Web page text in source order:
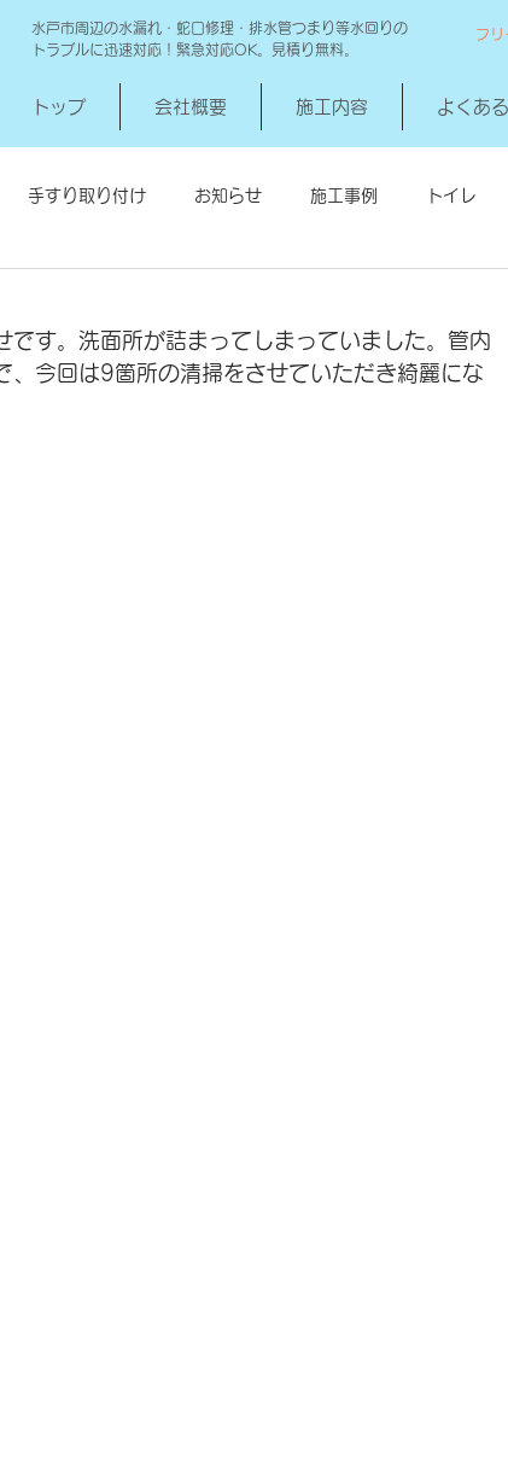
水戸市周辺の水漏れ・蛇口修理・排水管つまり等水回りの
トラブルに迅速対応！緊急対応OK。見積り無料。
フリ
トップ 会社概要 施工内容 よくあ
手すり取り付け お知らせ 施工事例 トイレ
す。洗面所が詰まってしまっていました。管内
、今回は9箇所の清掃をさせていただき綺麗にな